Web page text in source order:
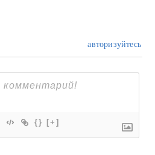
авторизуйтесь
{} [+]